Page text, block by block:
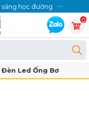
học đường
0
Đèn Led Ống Bơ